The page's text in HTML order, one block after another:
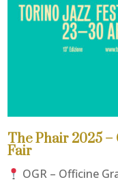
The Phair 2025
Fair
OGR – Officine